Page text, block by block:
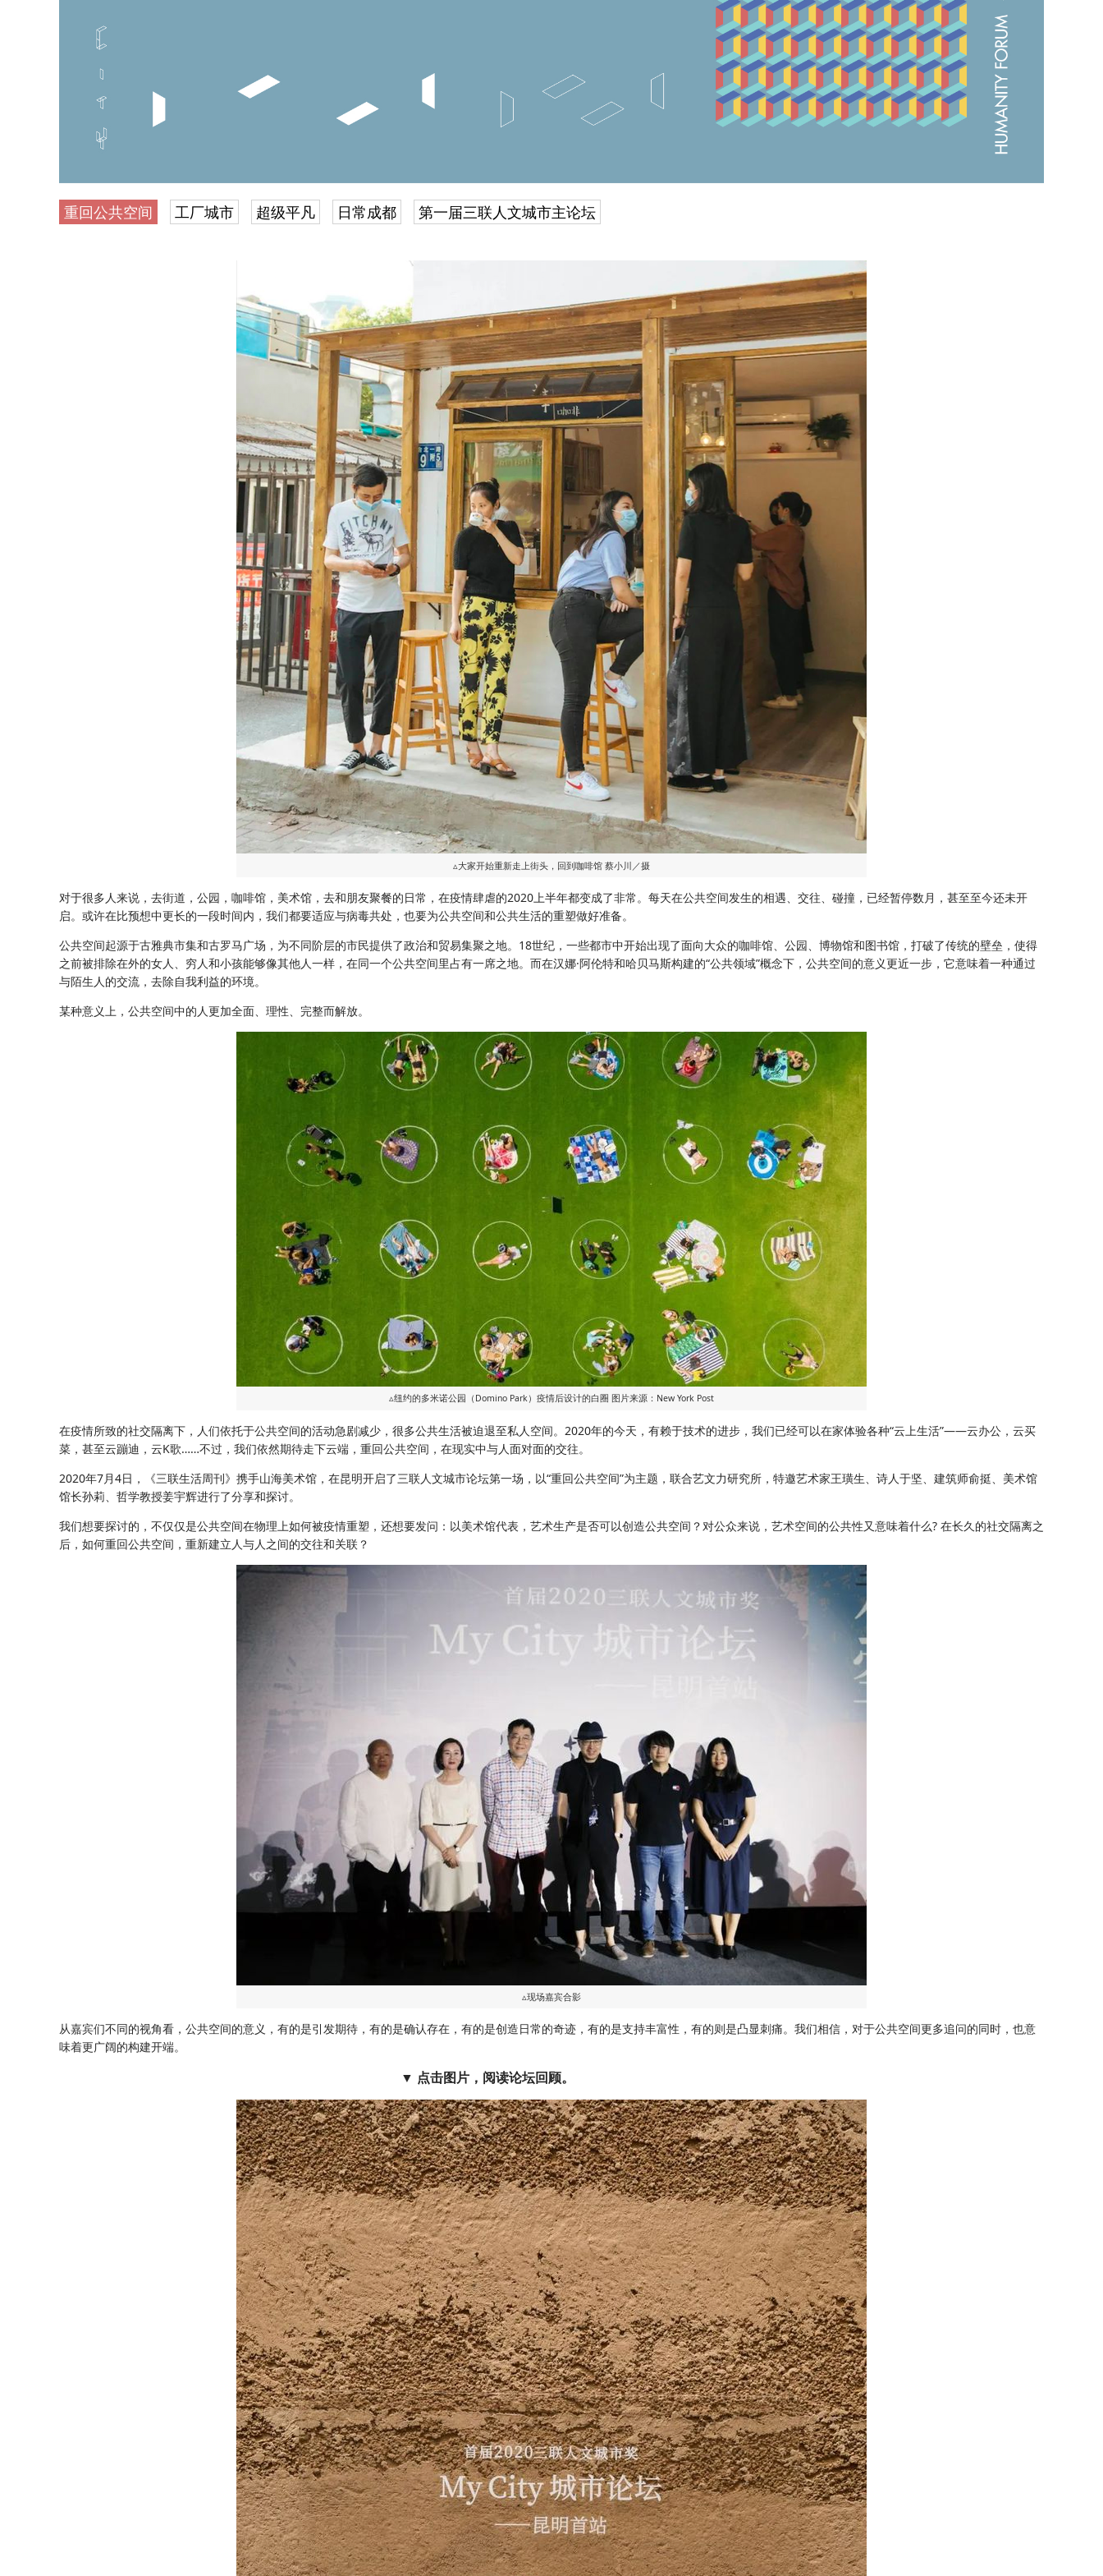
重回公共空间 工厂城市 超级平凡 日常成都 第一届三联人文城市主论坛
▵大家开始重新走上街头，回到咖啡馆 蔡小川／摄
对于很多人来说，去街道，公园，咖啡馆，美术馆，去和朋友聚餐的日常，在疫情肆虐的2020上半年都变成了非常。每天在公共空间发生的相遇、交往、碰撞，已经暂停数月，甚至至今还未开
启。或许在比预想中更长的一段时间内，我们都要适应与病毒共处，也要为公共空间和公共生活的重塑做好准备。
公共空间起源于古雅典市集和古罗马广场，为不同阶层的市民提供了政治和贸易集聚之地。18世纪，一些都市中开始出现了面向大众的咖啡馆、公园、博物馆和图书馆，打破了传统的壁垒，使得
之前被排除在外的女人、穷人和小孩能够像其他人一样，在同一个公共空间里占有一席之地。而在汉娜·阿伦特和哈贝马斯构建的“公共领域”概念下，公共空间的意义更近一步，它意味着一种通过
与陌生人的交流，去除自我利益的环境。
某种意义上，公共空间中的人更加全面、理性、完整而解放。
▵纽约的多米诺公园（Domino Park）疫情后设计的白圈 图片来源：New York Post
在疫情所致的社交隔离下，人们依托于公共空间的活动急剧减少，很多公共生活被迫退至私人空间。2020年的今天，有赖于技术的进步，我们已经可以在家体验各种“云上生活”——云办公，云买
菜，甚至云蹦迪，云K歌……不过，我们依然期待走下云端，重回公共空间，在现实中与人面对面的交往。
2020年7月4日，《三联生活周刊》携手山海美术馆，在昆明开启了三联人文城市论坛第一场，以“重回公共空间”为主题，联合艺文力研究所，特邀艺术家王璜生、诗人于坚、建筑师俞挺、美术馆
馆长孙莉、哲学教授姜宇辉进行了分享和探讨。
我们想要探讨的，不仅仅是公共空间在物理上如何被疫情重塑，还想要发问：以美术馆代表，艺术生产是否可以创造公共空间？对公众来说，艺术空间的公共性又意味着什么? 在长久的社交隔离之
后，如何重回公共空间，重新建立人与人之间的交往和关联？
▵现场嘉宾合影
从嘉宾们不同的视角看，公共空间的意义，有的是引发期待，有的是确认存在，有的是创造日常的奇迹，有的是支持丰富性，有的则是凸显刺痛。我们相信，对于公共空间更多追问的同时，也意
味着更广阔的构建开端。
▼ 点击图片，阅读论坛回顾。